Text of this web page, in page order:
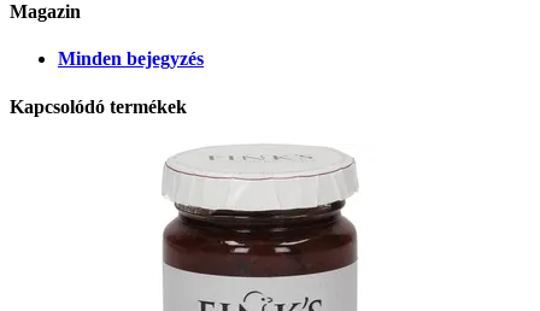
Magazin
Minden bejegyzés
Kapcsolódó termékek